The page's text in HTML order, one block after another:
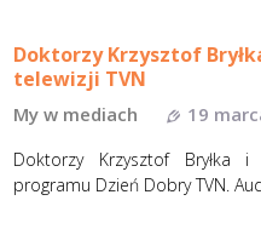
Doktorzy Krzysztof
telewizji TVN
My w mediach 19
Doktorzy Krzysztof Bryłka i
programu Dzień Dobry TVN.